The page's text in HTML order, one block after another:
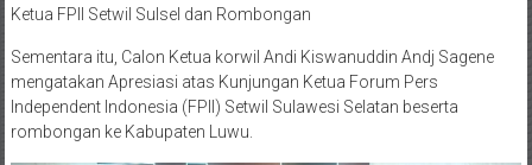
Ketua FPII Setwil Sulsel dan Rombongan
Sementara itu, Calon Ketua korwil Andi Kiswanuddin Andj Sagene
mengatakan Apresiasi atas Kunjungan Ketua Forum Pers
Independent Indonesia (FPII) Setwil Sulawesi Selatan beserta
rombongan ke Kabupaten Luwu.